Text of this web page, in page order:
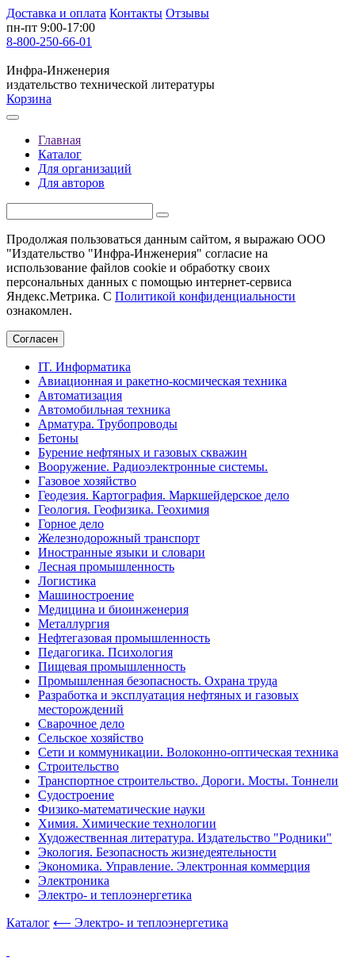
Доставка и оплата Контакты Отзывы
пн-пт 9:00-17:00
8-800-250-66-01
Инфра-Инженерия
издательство технической литературы
Корзина
Главная
Каталог
Для организаций
Для авторов
Продолжая пользоваться данным сайтом, я выражаю ООО
"Издательство "Инфра-Инженерия" согласие на
использование файлов cookie и обработку своих
персональных данных с помощью интернет-сервиса
Яндекс.Метрика. С Политикой конфиденциальности
ознакомлен.
Согласен
IT. Информатика
Авиационная и ракетно-космическая техника
Автоматизация
Автомобильная техника
Арматура. Трубопроводы
Бетоны
Бурение нефтяных и газовых скважин
Вооружение. Радиоэлектронные системы.
Газовое хозяйство
Геодезия. Картография. Маркшейдерское дело
Геология. Геофизика. Геохимия
Горное дело
Железнодорожный транспорт
Иностранные языки и словари
Лесная промышленность
Логистика
Машиностроение
Медицина и биоинженерия
Металлургия
Нефтегазовая промышленность
Педагогика. Психология
Пищевая промышленность
Промышленная безопасность. Охрана труда
Разработка и эксплуатация нефтяных и газовых
месторождений
Сварочное дело
Сельское хозяйство
Сети и коммуникации. Волоконно-оптическая техника
Строительство
Транспортное строительство. Дороги. Мосты. Тоннели
Судостроение
Физико-математические науки
Химия. Химические технологии
Художественная литература. Издательство "Родники"
Экология. Безопасность жизнедеятельности
Экономика. Управление. Электронная коммерция
Электроника
Электро- и теплоэнергетика
Каталог ⟵ Электро- и теплоэнергетика